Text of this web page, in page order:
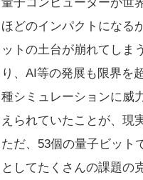
ほどのインパクトになる
ットの土台が崩れてしま
り、AI等の発展も限界を
種シミュレーションに威
えられていたことが、現
ただ、53個の量子ビット
としてたくさんの課題の